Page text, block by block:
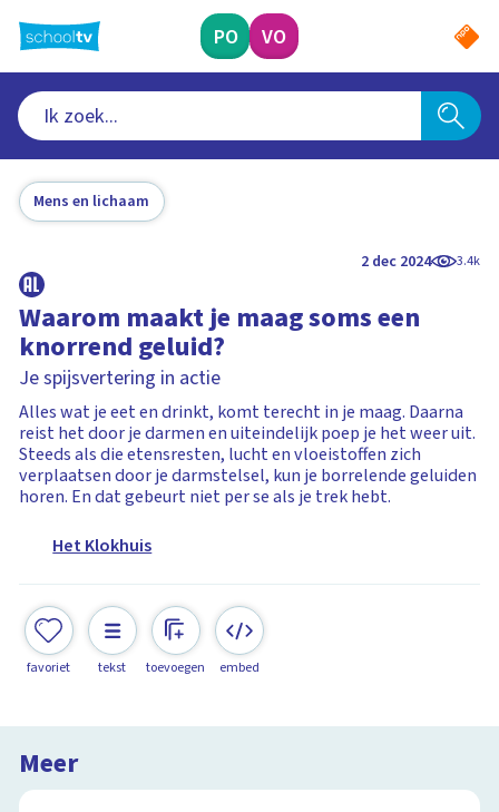
naar
hoofdinhoud
PO VO
Mens en lichaam
2 dec 2024 3.4k
Waarom maakt je maag soms een
knorrend geluid?
Je spijsvertering in actie
Alles wat je eet en drinkt, komt terecht in je maag. Daarna
reist het door je darmen en uiteindelijk poep je het weer uit.
Steeds als die etensresten, lucht en vloeistoffen zich
verplaatsen door je darmstelsel, kun je borrelende geluiden
horen. En dat gebeurt niet per se als je trek hebt.
Het Klokhuis
favoriet tekst toevoegen embed
Meer